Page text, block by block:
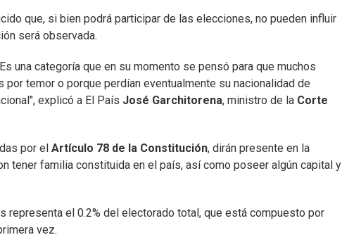
que, si bien podrá participar de las elecciones, no pueden influir
será observada.
una categoría que en su momento se pensó para que muchos
temor o porque perdían eventualmente su nacionalidad de
explicó a El País José Garchitorena, ministro de la Corte
por el Artículo 78 de la Constitución, dirán presente en la
tener familia constituida en el país, así como poseer algún capital y
representa el 0.2% del electorado total, que está compuesto por
vez.